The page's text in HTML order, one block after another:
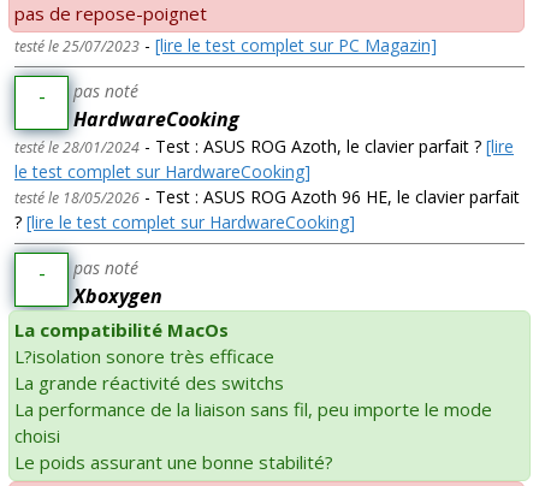
pas de repose-poignet
testé le 25/07/2023 - [lire le test complet sur PC Magazin]
- pas noté
HardwareCooking
testé le 28/01/2024 - Test : ASUS ROG Azoth, le clavier parfait ? [lire
le test complet sur HardwareCooking]
testé le 18/05/2026 - Test : ASUS ROG Azoth 96 HE, le clavier parfait
? [lire le test complet sur HardwareCooking]
- pas noté
Xboxygen
La compatibilité MacOs
L?isolation sonore très efficace
La grande réactivité des switchs
La performance de la liaison sans fil, peu importe le mode
choisi
Le poids assurant une bonne stabilité?